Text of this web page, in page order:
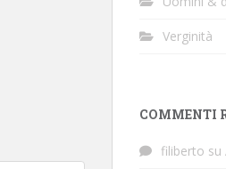
Verginità
COMMENTI
filiberto su